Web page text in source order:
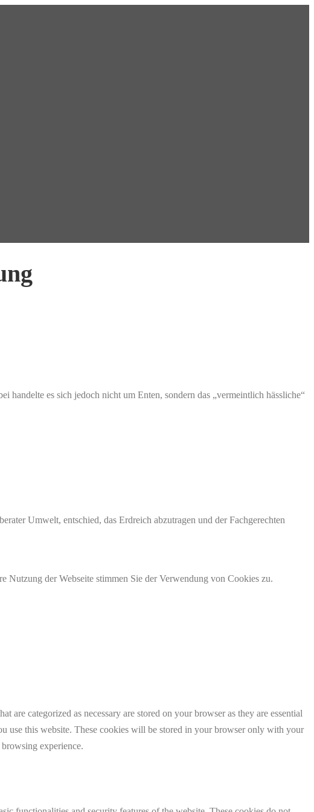
es sich jedoch nicht um Enten, sondern das „vermeintlich hässliche“
Umwelt, entschied, das Erdreich abzutragen und der Fachgerechten
Nutzung der Webseite stimmen Sie der Verwendung von Cookies zu.
categorized as necessary are stored on your browser as they are essential
use this website. These cookies will be stored in your browser only with your
experience.